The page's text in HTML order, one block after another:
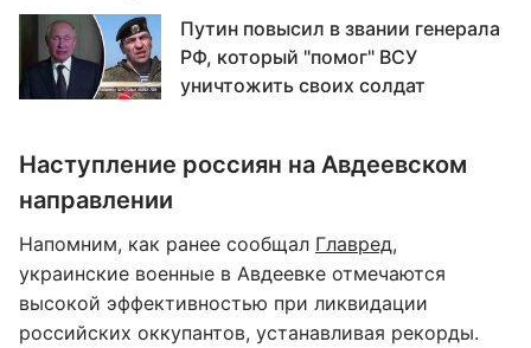
Путин повысил в звании генерала
РФ, который "помог" ВСУ
уничтожить своих солдат
Наступление россиян на Авдеевском
направлении
Напомним, как ранее сообщал Главред,
украинские военные в Авдеевке отмечаются
высокой эффективностью при ликвидации
российских оккупантов, устанавливая рекорды.